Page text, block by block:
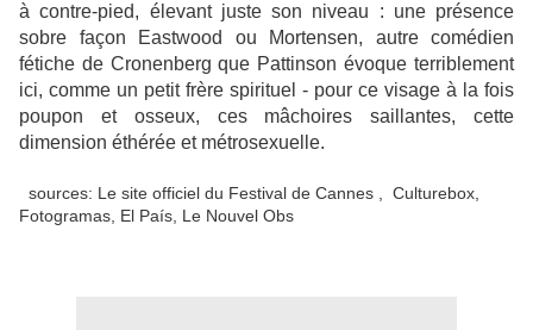
à contre-pied, élevant juste son niveau : une présence
sobre façon Eastwood ou Mortensen, autre comédien
fétiche de Cronenberg que Pattinson évoque terriblement
ici, comme un petit frère spirituel - pour ce visage à la fois
poupon et osseux, ces mâchoires saillantes, cette
dimension éthérée et métrosexuelle.
sources: Le site officiel du Festival de Cannes , Culturebox,
Fotogramas, El País, Le Nouvel Obs